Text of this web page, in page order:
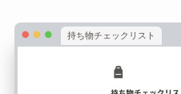
持ち物チェックリスト